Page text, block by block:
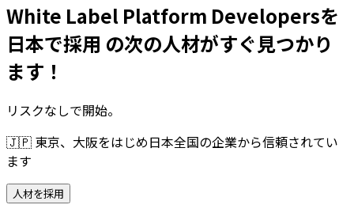
White Label Platform Developersを
日本で採用 の次の人材がすぐ見つかり
ます！
リスクなしで開始。
🇯🇵 東京、大阪をはじめ日本全国の企業から信頼されてい
ます
人材を採用